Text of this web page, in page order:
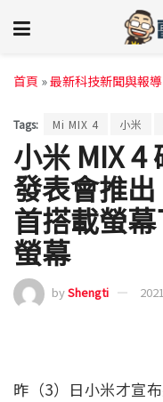
首頁 »最新科技新聞與報導
Tags: Mi MIX 4 小米
小米 MIX 4
發表會推
首搭載螢
螢幕
byShengti
昨（3）日小米才宣